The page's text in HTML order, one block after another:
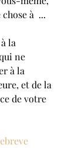
à  ...
la
ne
à la
et de la
de votre